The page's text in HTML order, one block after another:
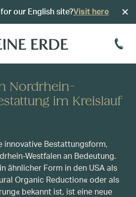
our English site?Visit here
Nordrhein-
im Kreislauf
innovative Bestattungsform,
Westfalen an Bedeutung.
ähnlicher Form in den USA als
Organic Reduction« oder als
bekannt ist, ist eine neue